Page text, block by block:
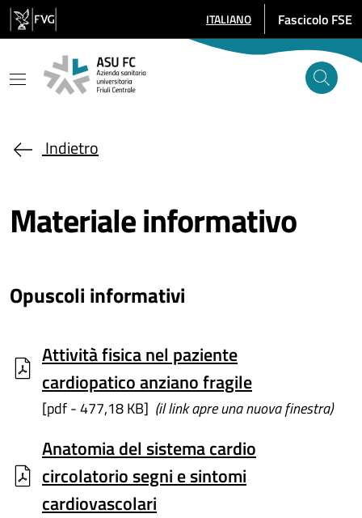
Salta al contenuto principale
SELEZIONE LINGUA: LINGUA
ITALIANO Fascicolo FSE
Indietro
Materiale informativo
Opuscoli informativi
Attività fisica nel paziente
cardiopatico anziano fragile
[pdf - 477,18 KB] (il link apre una nuova finestra)
Anatomia del sistema cardio
circolatorio segni e sintomi
cardiovascolari